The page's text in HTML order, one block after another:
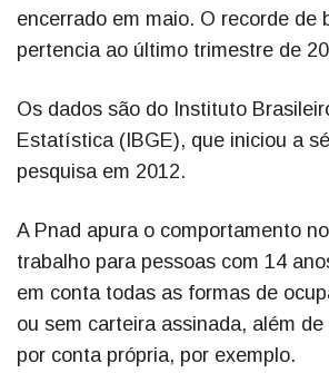
encerrado em maio. O recorde de
pertencia ao último trimestre de
Os dados são do Instituto
Estatística (IBGE), que iniciou a
pesquisa em 2012.
A Pnad apura o comportamento
trabalho para pessoas com 14
em conta todas as formas de
ou sem carteira assinada, além
por conta própria, por exemplo.